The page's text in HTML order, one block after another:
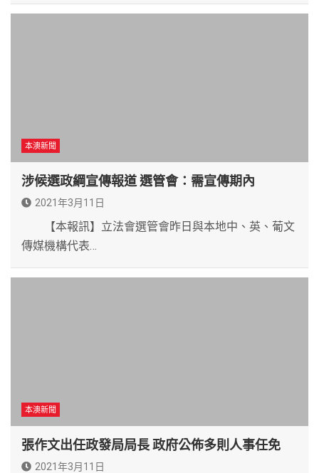
本澳新聞
涉候選政綱宣傳報道 選管會：需宣傳期內
2021年3月11日
【本報訊】立法會選管會昨日與本地中、英、葡文
傳媒機構代表…
本澳新聞
張作文出任政發局局長 政府公佈多則人事任免
2021年3月11日